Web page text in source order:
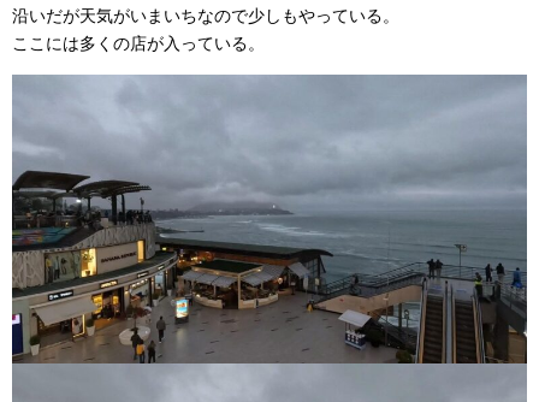
沿いだが天気がいまいちなので少しもやっている。
ここには多くの店が入っている。